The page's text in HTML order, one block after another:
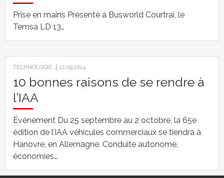
Prise en mains Présenté à Busworld Courtrai, le
Temsa LD 13…
TECHNOLOGIE 12.09.2014
10 bonnes raisons de se rendre à
l’IAA
Événement Du 25 septembre au 2 octobre, la 65e
édition de l’IAA véhicules commerciaux se tiendra à
Hanovre, en Allemagne. Conduite autonome,
économies…